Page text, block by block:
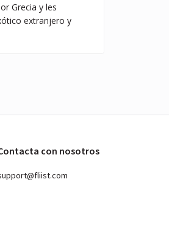
Grecia y les
extranjero y
con nosotros